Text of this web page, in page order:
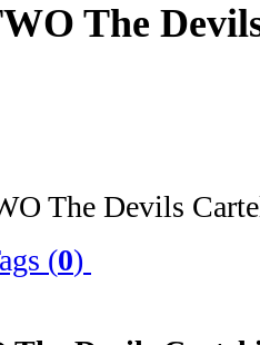
The
The Devils
(0)